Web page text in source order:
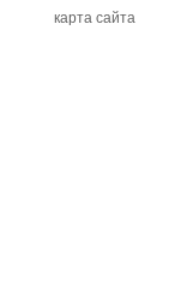
карта сайта